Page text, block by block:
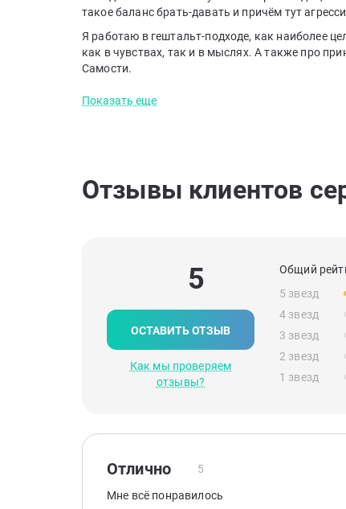
такое баланс брать-давать и причём тут
Я работаю в гештальт-подходе, как наиболее
как в чувствах, так и в мыслях. А также про
Самости.
Показать еще
Отзывы клиентов
5
ОСТАВИТЬ ОТЗЫВ
Как мы проверяем
отзывы?
Общий
5 звезд
4 звезд
3 звезд
2 звезд
1 звезд
Отлично 5
Мне всё понравилось